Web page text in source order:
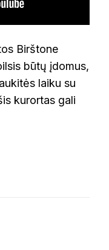
Birštone
būtų įdomus,
laiku su
kurortas gali